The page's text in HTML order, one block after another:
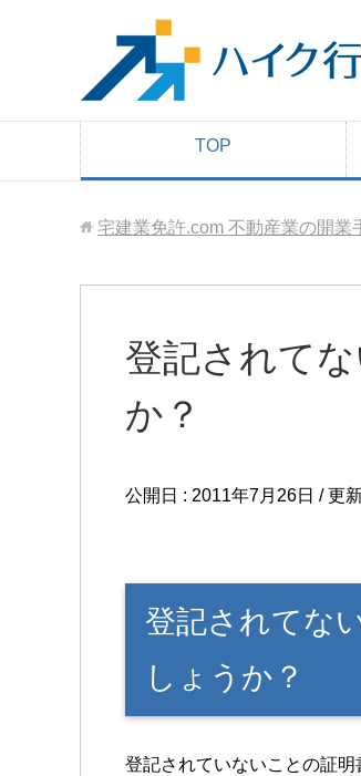
TOP
宅建業免許.com 不動産業の開業
登記されて
か？
公開日 : 2011年7月26日 / 更
登記されてな
しょうか？
登記されていないことの証